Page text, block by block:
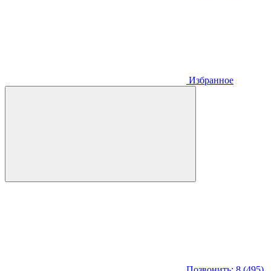
Избранное